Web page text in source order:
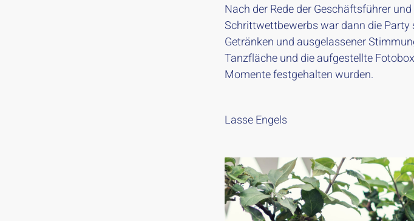
Nach der Rede der Geschäftsführer
Schrittwettbewerbs war dann die Party
Getränken und ausgelassener
Tanzfläche und die aufgestellte
Momente festgehalten wurden.
Lasse Engels